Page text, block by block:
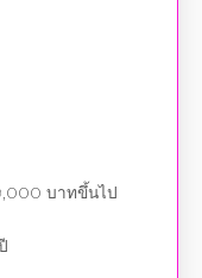
บาทขึ้นไป
บาท